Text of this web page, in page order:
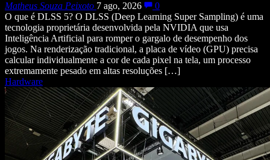
Matheus Souza Peixoto 7 ago, 2026
0
O que é DLSS 5? O DLSS (Deep Learning Super Sampling) é uma
tecnologia proprietária desenvolvida pela NVIDIA que usa
Inteligência Artificial para romper o gargalo de desempenho dos
jogos. Na renderização tradicional, a placa de vídeo (GPU) precisa
calcular individualmente a cor de cada pixel na tela, um processo
extremamente pesado em altas resoluções […]
Hardware